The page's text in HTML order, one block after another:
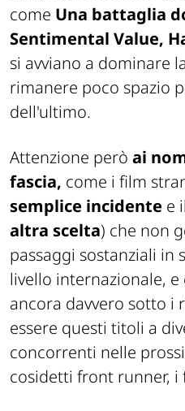
come Una battaglia
Sentimental Value,
si avviano a dominare
rimanere poco spazio
dell'ultimo.
Attenzione però ai
fascia, come i film
semplice incidente e
altra scelta) che non
passaggi sostanziali in
livello internazionale,
ancora davvero sotto i
essere questi titoli a
concorrenti nelle
cosidetti front runner, i